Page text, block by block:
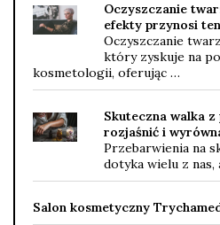
Oczyszczanie
efekty przynosi
Oczyszczanie
który zyskuje na
kosmetologii, oferując …
Skuteczna walka
rozjaśnić i
Przebarwienia na
dotyka wielu z
Salon kosmetyczny